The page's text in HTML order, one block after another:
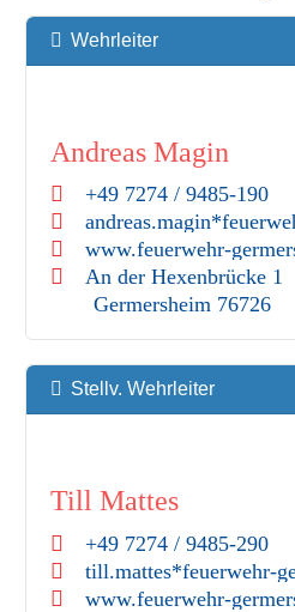
Wehrleiter
Andreas Magin
+49 7274 / 9485-190
www.feuerwehr-
An der Hexenbrücke 1
Germersheim 76726
Stellv. Wehrleiter
Till Mattes
+49 7274 / 9485-290
till.mattes*feuerwehr-
www.feuerwehr-